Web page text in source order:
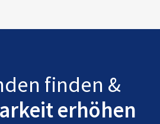
finden &
erhöhen